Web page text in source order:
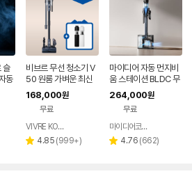
슬
동
비브르 무선 청소기 V
50 원룸 가벼운 최신
형 차이슨 진공 청소기
168,000원
무료
페이
VIVRE KOREA
별 4.85 리
(999+)
마이디어 자동 먼지비
움 스테이션 BLDC 무
선 청소기 블랙 MP08
KRGY-DS
264,000원
무료
페이
마이디어코리아
별 4.76 리
(662)